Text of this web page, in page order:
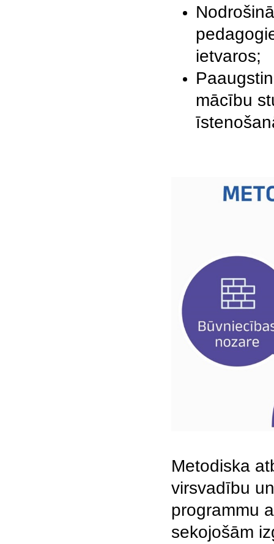
ietvaros;
mācību
Metodiska
virsvadību
programmu
sekojošām